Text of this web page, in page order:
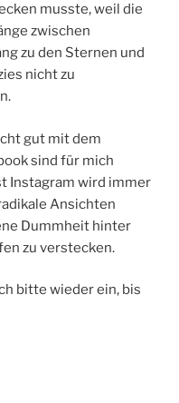
musste, weil die
zwischen
zu den Sternen und
nicht zu
gut mit dem
sind für mich
Instagram wird immer
Ansichten
Dummheit hinter
zu verstecken.
bitte wieder ein, bis